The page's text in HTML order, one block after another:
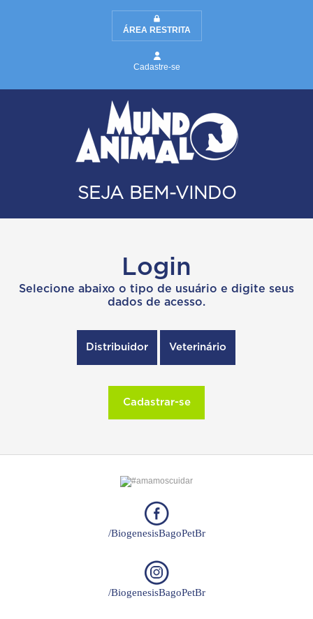
ÁREA RESTRITA
Cadastre-se
SEJA BEM-VINDO
Login
Selecione abaixo o tipo de usuário e digite seus
dados de acesso.
Distribuidor Veterinário
Cadastrar-se
/BiogenesisBagoPetBr
/BiogenesisBagoPetBr